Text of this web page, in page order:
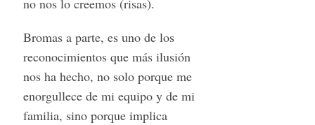
no nos lo creemos (risas).
Bromas a parte, es uno de los
reconocimientos que más ilusión
nos ha hecho, no solo porque me
enorgullece de mi equipo y de mi
familia, sino porque implica